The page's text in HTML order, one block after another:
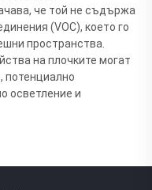
че той не съдържа
(VOC), което го
пространства.
на плочките могат
потенциално
осветление и